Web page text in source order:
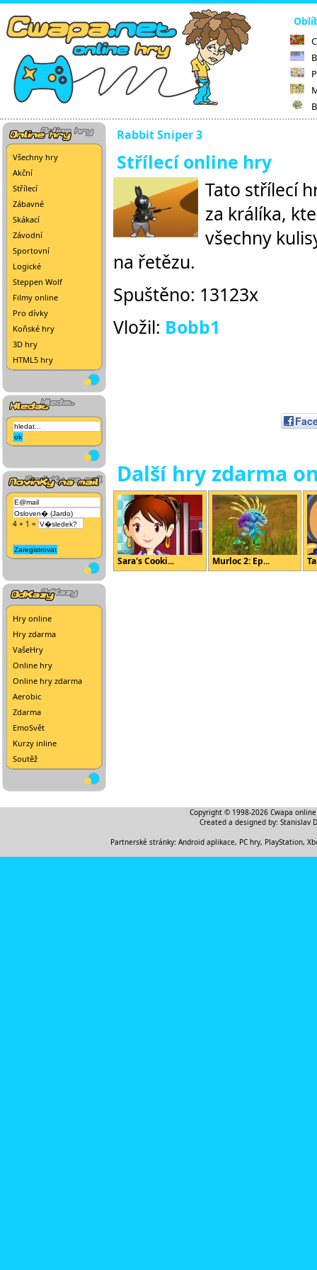
Všechny hry
Akční
Střílecí
Zábavné
Skákací
Závodní
Sportovní
Logické
Steppen Wolf
Filmy online
Pro dívky
Koňské hry
3D hry
HTML5 hry
4 + 1 =
Hry online
Hry zdarma
VašeHry
Online hry
Online hry zdarma
Aerobic
Zdarma
EmoSvět
Kurzy inline
Soutěž
Rabbit Sniper 3
Střílecí online hry
Tato střílecí
za králíka,
všechny
na řetězu.
Spuštěno: 13123x
Vložil: Bobb1
Další hry zdarma
Sara's Cooki... Murloc 2: Ep...
Copyright © 1998-2026 Cwapa
Created a designed by: Stanislav
Partnerské stránky: Android aplikace, PC hry, PlayStation,